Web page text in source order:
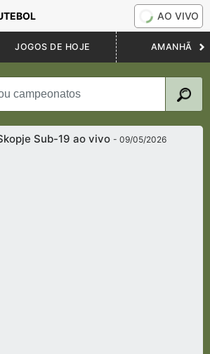
AO VIVO
JOGOS DE HOJE AMANHÃ
Sub-19 ao vivo- 09/05/2026